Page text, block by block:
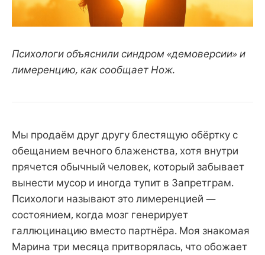
Психологи объяснили синдром «демоверсии» и
лимеренцию, как сообщает Нож.
Мы продаём друг другу блестящую обёртку с
обещанием вечного блаженства, хотя внутри
прячется обычный человек, который забывает
вынести мусор и иногда тупит в Запретграм.
Психологи называют это лимеренцией —
состоянием, когда мозг генерирует
галлюцинацию вместо партнёра. Моя знакомая
Марина три месяца притворялась, что обожает